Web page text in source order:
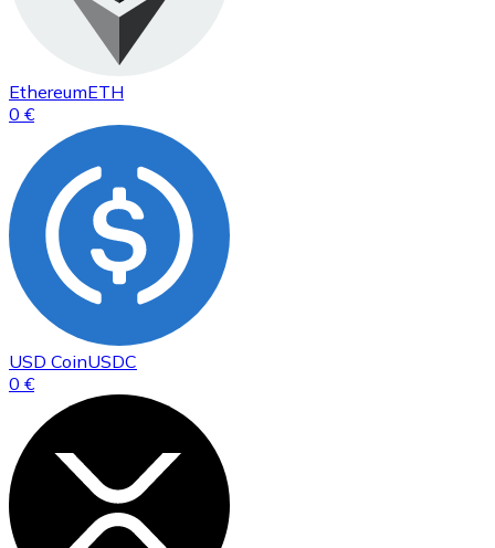
EthereumETH
0 €
USD CoinUSDC
0 €